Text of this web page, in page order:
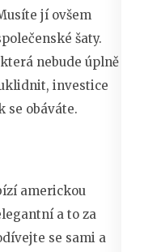
jí ovšem
šaty.
nebude úplně
investice
se obáváte.
americkou
a to za
se sami a